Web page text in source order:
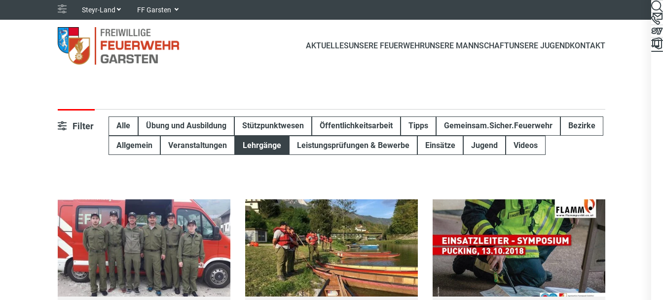
Steyr-Land FF Garsten
AKTUELLESUNSERE FEUERWEHRUNSERE MANNSCHAFTUNSERE JUGENDKONTAKT
Filter Alle Übung und Ausbildung Stützpunktwesen Öffentlichkeitsarbeit Tipps Gemeinsam.Sicher.Feuerwehr Bezirke
Allgemein Veranstaltungen Lehrgänge Leistungsprüfungen & Bewerbe Einsätze Jugend Videos